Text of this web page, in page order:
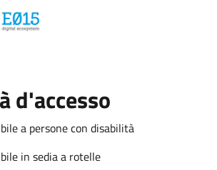
d'accesso
a persone con disabilità
in sedia a rotelle